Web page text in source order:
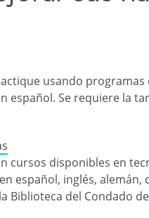
usando
español. Se requiere la
cursos disponibles en
español, inglés, alemán,
Biblioteca del Condado